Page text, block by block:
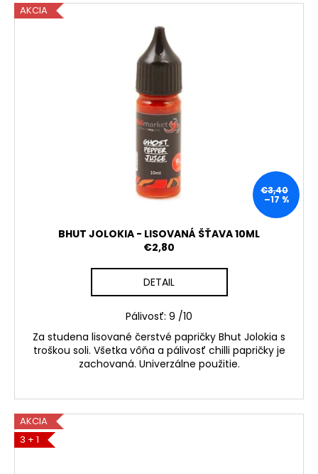
AKCIA
€3,40
–17 %
BHUT JOLOKIA - LISOVANÁ ŠŤAVA 10ML
€2,80
DETAIL
Pálivosť: 9 /10
Za studena lisované čerstvé papričky Bhut Jolokia s
troškou soli. Všetka vôňa a pálivosť chilli papričky je
zachovaná. Univerzálne použitie.
AKCIA
3 + 1